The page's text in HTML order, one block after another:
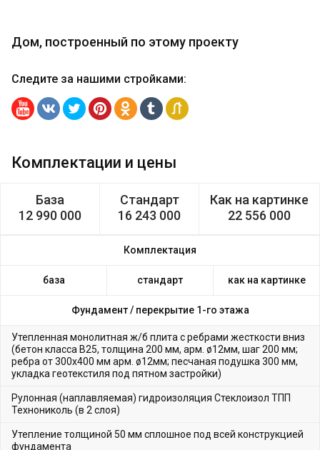
Дом, построенный по этому проекту
Следите за нашими стройками:
Комплектации и цены
База
12 990 000
Стандарт
16 243 000
Как на картинке
22 556 000
Комплектация
база стандарт как на картинке
Фундамент / перекрытие 1-го этажа
Утепленная монолитная ж/б плита с ребрами жесткости вниз
(бетон класса В25, толщина 200 мм, арм. ø12мм, шаг 200 мм;
ребра от 300х400 мм арм. ø12мм; песчаная подушка 300 мм,
укладка геотекстиля под пятном застройки)
Рулонная (наплавляемая) гидроизоляция Стеклоизол ТПП
Технониколь (в 2 слоя)
Утепление толщиной 50 мм сплошное под всей конструкцией
фундамента